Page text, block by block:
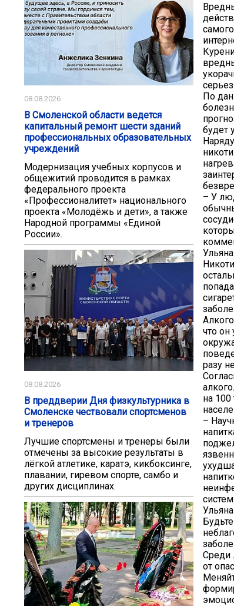
08.08.2026
В Смоленской области ведется
капитальный ремонт шести зданий
профессиональных образовательных
учреждений
Модернизация учебных корпусов и
общежитий проводится в рамках
федерального проекта
«Профессионалитет» национального
проекта «Молодёжь и дети», а также
Народной программы «Единой
России».
08.08.2026
В преддверии Дня физкультурника в
Смоленске чествовали спортсменов
и тренеров
Лучшие спортсмены и тренеры были
отмечены за высокие результаты в
лёгкой атлетике, каратэ, кикбоксинге,
плавании, гиревом спорте, самбо и
других дисциплинах.
По
будет
– У
что он
разу
на 100
–
Среди
от